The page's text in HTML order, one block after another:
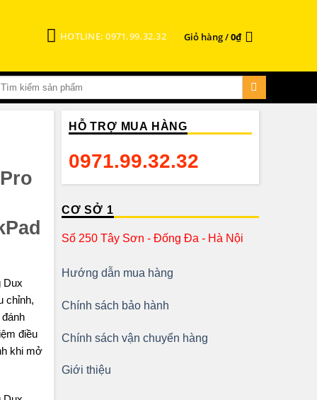
HOTLINE: 0971.99.32.32 Giỏ hàng /0₫
Dux
chỉnh,
điều
khi mở
HỖ TRỢ MUA HÀNG
0971.99.32.32
CƠ SỞ 1
Số 250 Tây Sơn - Đống Đa - Hà Nội
Hướng dẫn mua hàng
Chính sách bảo hành
Chính sách vận chuyển hàng
Giới thiệu